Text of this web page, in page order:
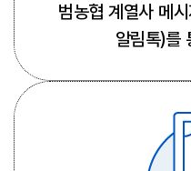
범농협 계열사 메
알림톡)를